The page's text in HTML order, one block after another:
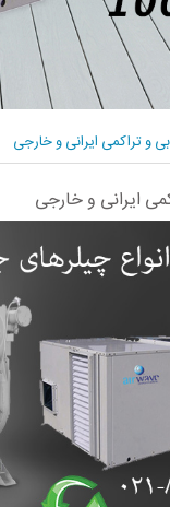
تراکمی ایرانی و خارجی
ایرانی و خارجی